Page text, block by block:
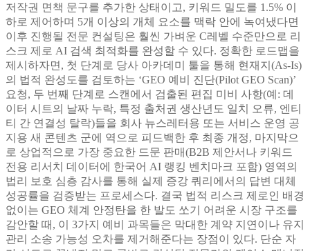
저작권 면책 문구를 추가한 상태이고, 키워드 밀도를 1.5% 이
하로 제어하며 5개 이상의 개체 요소를 맥락 안에 녹여냈다면
이후 진행될 전문 컨설팅은 훨씬 가벼운 C레벨 수준만으로 리
스크 제로 AI 검색 최적화를 완성할 수 있다. 정확한 로드맵을
제시하자면, 첫 단계로 당사 아카데미 툴을 통해 현재지(As-Is)
의 법적 완성도를 검토하는 ‘GEO 예비 진단(Pilot GEO Scan)’
요청, 두 번째 단계로 스캔에서 검출된 편집 미비 사항(예: 데
이터 시트의 날짜 누락, 특정 출처권 생산년도 일치 오류, 엔티
티 간 연결성 탈락)들을 회사 뉴스레터용 또는 서비스 운영 공
지용 새 콘텐츠 군에 역으로 피드백한 후 최종 개정, 마지막으
로 상업적으로 가장 중요한 드문 판매(B2B 제안서나 키워드
전용 리서치 데이터에 한국어 AI 랭킹 벤치마크 포함) 영역의
법리 보호 심층 감사를 통해 실제 증강 쿼리에서의 답변 대체
성공률을 검증받는 프로세스다. 결국 법적 리스크 제로인 배경
없이는 GEO 체계 안정탄을 한 발도 쏘기 어려운 시장 구조를
감안할 때, 이 3가지 예비 과목들은 막대한 계약 지연이나 유지
관리 소송 가능성 오차를 제거해준다는 장점이 있다. 단순 자